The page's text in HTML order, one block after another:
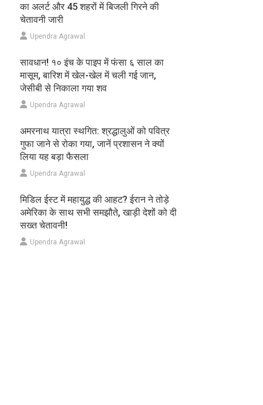
का अलर्ट और 45 शहरों में बिजली गिरने की
चेतावनी जारी
Upendra Agrawal
सावधान! १० इंच के पाइप में फंसा ६ साल का
मासूम, बारिश में खेल-खेल में चली गई जान,
जेसीबी से निकाला गया शव
Upendra Agrawal
अमरनाथ यात्रा स्थगित: श्रद्धालुओं को पवित्र
गुफा जाने से रोका गया, जानें प्रशासन ने क्यों
लिया यह बड़ा फैसला
Upendra Agrawal
मिडिल ईस्ट में महायुद्ध की आहट? ईरान ने तोड़े
अमेरिका के साथ सभी समझौते, खाड़ी देशों को दी
सख्त चेतावनी!
Upendra Agrawal